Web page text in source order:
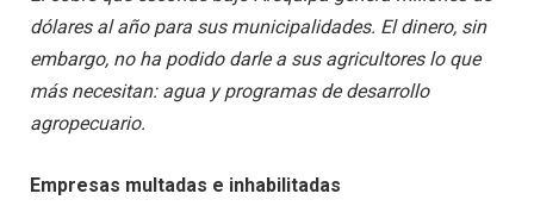
dólares al año para sus municipalidades. El dinero, sin
embargo, no ha podido darle a sus agricultores lo que
más necesitan: agua y programas de desarrollo
agropecuario.
Empresas multadas e inhabilitadas